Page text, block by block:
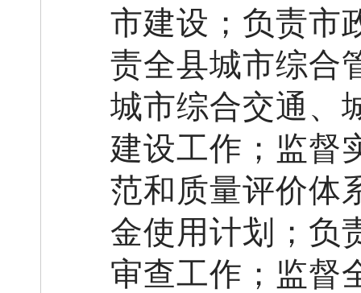
市建设 ；负责市
责全县城市综合
城市综合交通、
建设工作；监督
范和质量评价体
金使用计划
； 负
审查工作 ；监督